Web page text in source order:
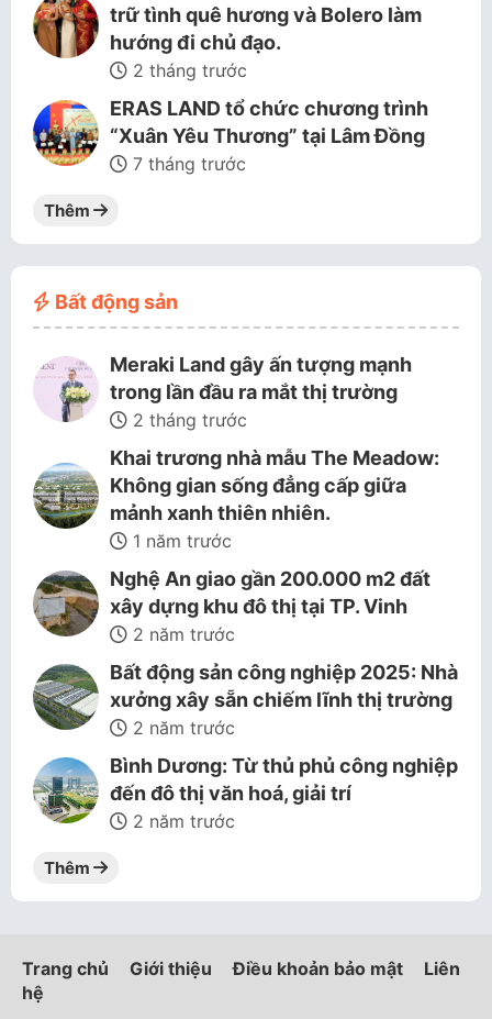
trữ tình quê hương và Bolero làm
hướng đi chủ đạo.
2 tháng trước
ERAS LAND tổ chức chương trình
“Xuân Yêu Thương” tại Lâm Đồng
7 tháng trước
Thêm
Bất động sản
Meraki Land gây ấn tượng mạnh
trong lần đầu ra mắt thị trường
2 tháng trước
Khai trương nhà mẫu The Meadow:
Không gian sống đẳng cấp giữa
mảnh xanh thiên nhiên.
1 năm trước
Nghệ An giao gần 200.000 m2 đất
xây dựng khu đô thị tại TP. Vinh
2 năm trước
Bất động sản công nghiệp 2025: Nhà
xưởng xây sẵn chiếm lĩnh thị trường
2 năm trước
Bình Dương: Từ thủ phủ công nghiệp
đến đô thị văn hoá, giải trí
2 năm trước
Thêm
Trang chủ Giới thiệu Điều khoản bảo mật
Liên
hệ